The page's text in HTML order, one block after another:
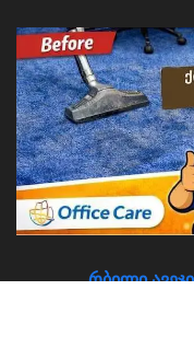
რბილი